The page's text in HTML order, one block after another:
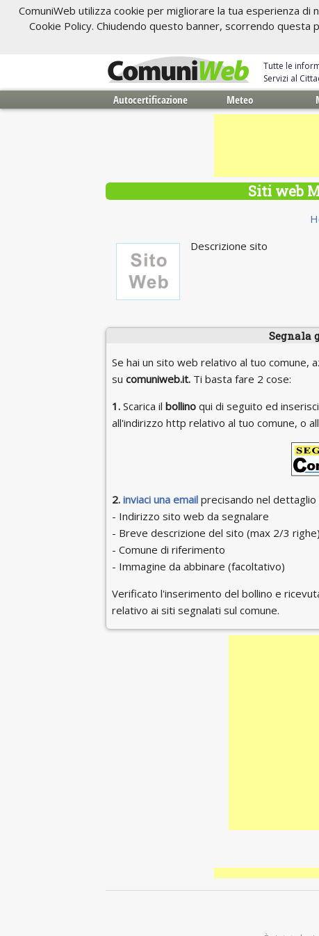
ComuniWeb utilizza cookie per migliorare la tua esperienza
Cookie Policy. Chiudendo questo banner, scorrendo questa
Tutte le
Servizi al
Autocertificazione Meteo
Siti web
Descrizione sito
Segnala
Se hai un sito web relativo al tuo comune,
su comuniweb.it.Ti basta fare 2 cose:
1.Scarica il bollinoqui di seguito ed
all'indirizzo http relativo al tuo comune, o
2. inviaci una emailprecisando nel dettaglio
- Indirizzo sito web da segnalare
- Breve descrizione del sito (max 2/3 righe)
- Comune di riferimento
- Immagine da abbinare (facoltativo)
Verificato l'inserimento del bollino e
relativo ai siti segnalati sul comune.